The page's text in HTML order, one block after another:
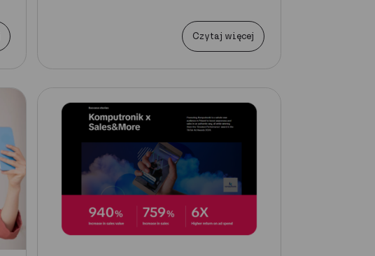
Czytaj więcej